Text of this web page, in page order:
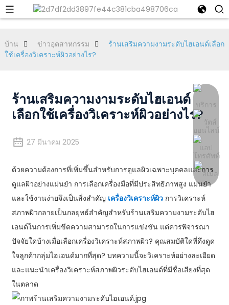
บ้าน ข่าวอุตสาหกรรม
ร้านเสริมความงามระดับไฮเอนด์เลือก
ใช้เครื่องวิเคราะห์ผิวอย่างไร?
ร้านเสริมความงามระดับไฮเอนด์
เลือกใช้เครื่องวิเคราะห์ผิวอย่างไร?
27 มีนาคม 2025
ด้วยความต้องการที่เพิ่มขึ้นสำหรับการดูแลผิวเฉพาะบุคคลและการ
ดูแลผิวอย่างแม่นยำ การเลือกเครื่องมือที่มีประสิทธิภาพสูง แม่นยำ
และใช้งานง่ายจึงเป็นสิ่งสำคัญ เครื่องวิเคราะห์ผิวการวิเคราะห์
สภาพผิวกลายเป็นกลยุทธ์สำคัญสำหรับร้านเสริมความงามระดับไฮ
เอนด์ในการเพิ่มขีดความสามารถในการแข่งขัน แต่ควรพิจารณา
ปัจจัยใดบ้างเมื่อเลือกเครื่องวิเคราะห์สภาพผิว? คุณสมบัติใดที่ดึงดูด
ใจลูกค้ากลุ่มไฮเอนด์มากที่สุด? บทความนี้จะวิเคราะห์อย่างละเอียด
และแนะนำเครื่องวิเคราะห์สภาพผิวระดับไฮเอนด์ที่มีชื่อเสียงที่สุด
ในตลาด